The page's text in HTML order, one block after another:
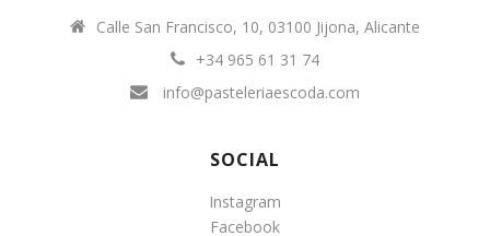
Calle San Francisco, 10, 03100 Jijona, Alicante
+34 965 61 31 74
info@pasteleriaescoda.com
SOCIAL
Instagram
Facebook